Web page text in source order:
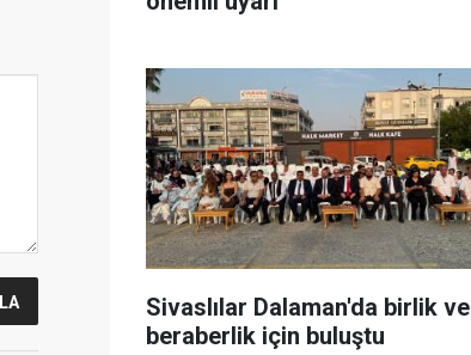
Sivaslılar Dalaman'da birlik ve
beraberlik için buluştu